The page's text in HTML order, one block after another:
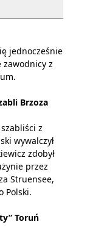
jednocześnie
zawodnicy z
Brzoza
z
wywalczył
zdobył
przez
Struensee,
Polski.
Toruń